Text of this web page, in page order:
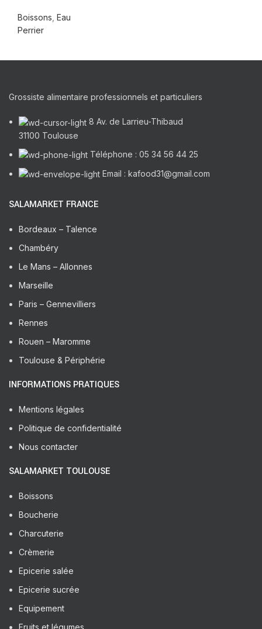
Boissons Eau
Perrier
Grossiste alimentaire professionnels et particuliers
8 Av. de Larrieu-Thibaud
31100 Toulouse
Téléphone : 05 34 56 44 25
Email : kafood31@gmail.com
SALAMARKET FRANCE
Bordeaux – Talence
Chambéry
Le Mans – Allonnes
Marseille
Paris – Gennevilliers
Rennes
Rouen – Maromme
Toulouse & Périphérie
INFORMATIONS PRATIQUES
Mentions légales
Politique de confidentialité
Nous contacter
SALAMARKET TOULOUSE
Boissons
Boucherie
Charcuterie
Crèmerie
Epicerie salée
Epicerie sucrée
Equipement
Fruits et légumes